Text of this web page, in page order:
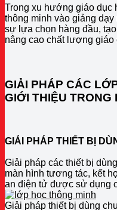
Trong xu hướng giáo dục
thông minh vào giảng
sự lựa chọn hàng đầu,
nâng cao chất lượng giáo
GIẢI PHÁP CÁC
GIỚI THIỆU TRONG
GIẢI PHÁP THIẾT BỊ
Giải pháp các thiết bị
màn hình tương tác, kết
an điện tử được sử dụng
Giải pháp thiết bị dùng